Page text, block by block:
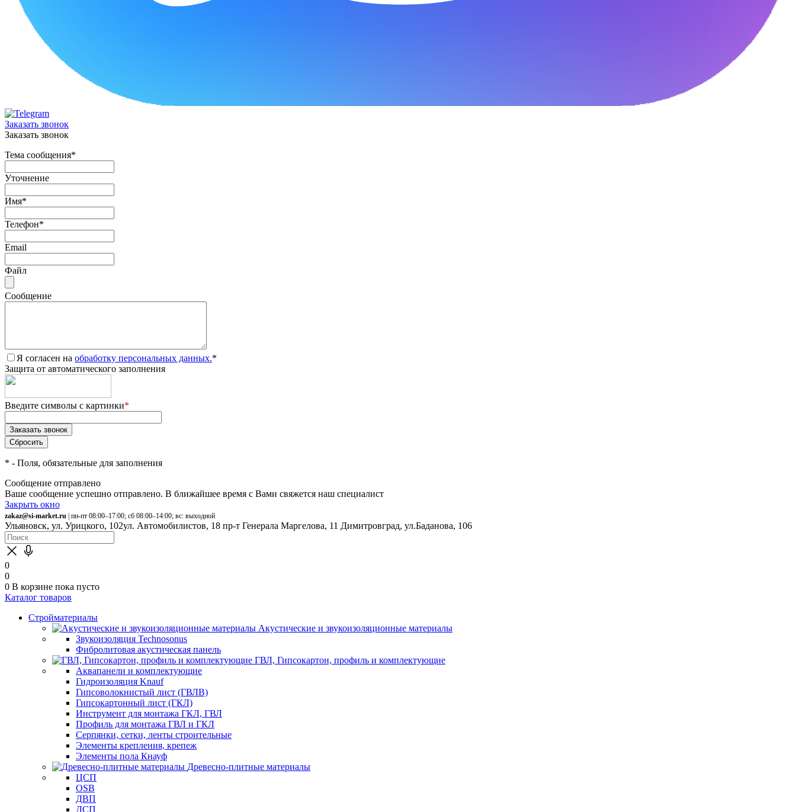
Заказать звонок
Заказать звонок
Тема сообщения*
Уточнение
Имя*
Телефон*
Email
Файл
Сообщение
Я согласен на обработку персональных данных.*
Защита от автоматического заполнения
Введите символы с картинки*
* - Поля, обязательные для заполнения
Сообщение отправлено
Ваше сообщение успешно отправлено. В ближайшее время с Вами свяжется наш специалист
Закрыть окно
zakaz@si-market.ru | пн-пт 08:00–17:00; сб 08:00–14:00; вс: выходной
Ульяновск, ул. Урицкого, 102ул. Автомобилистов, 18 пр-т Генерала Маргелова, 11 Димитровград, ул.Баданова, 106
0
0
0 В корзине пока пусто
Каталог товаров
Стройматериалы
Акустические и звукоизоляционные материалы
Звукоизоляция Technosonus
Фибролитовая акустическая панель
ГВЛ, Гипсокартон, профиль и комплектующие
Аквапанели и комплектующие
Гидроизоляция Knauf
Гипсоволокнистый лист (ГВЛВ)
Гипсокартонный лист (ГКЛ)
Инструмент для монтажа ГКЛ, ГВЛ
Профиль для монтажа ГВЛ и ГКЛ
Серпянки, сетки, ленты строительные
Элементы крепления, крепеж
Элементы пола Кнауф
Древесно-плитные материалы
ЦСП
OSB
ДВП
ДСП